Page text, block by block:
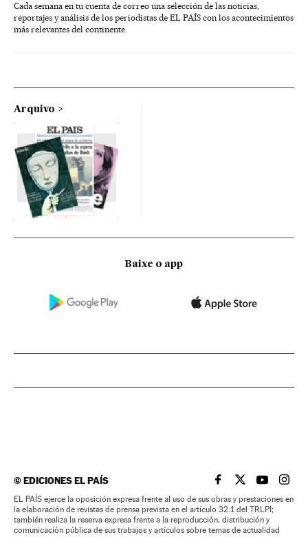
Cada semana en tu cuenta de correo una selección de las noticias,
reportajes y análisis de los periodistas de EL PAÍS con los acontecimientos
más relevantes del continente.
Arquivo
Baixe o app
©EDICIONES EL PAÍS EL PAÍS BRASIL EN
EL PAÍSEL PAÍS
EL
EL PAÍS ejerce la oposición expresa frente al uso de sus obras y prestaciones en
la elaboración de revistas de prensa prevista en el artículo 32.1 del TRLPI;
también realiza la reserva expresa frente a la reproducción, distribución y
comunicación pública de sus trabajos y artículos sobre temas de actualidad